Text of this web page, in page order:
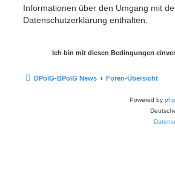
Informationen über den Umgang mit
Datenschutzerklärung enthalten.
DPolG-BPolG News Foren-Übersicht
Powered by